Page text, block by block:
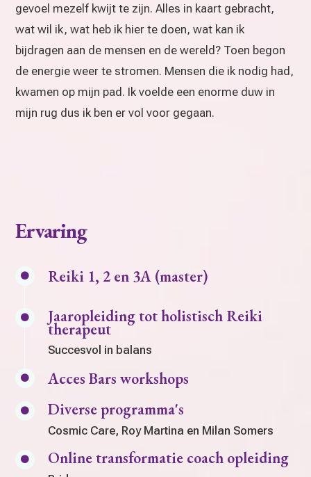
gevoel mezelf kwijt te zijn. Alles in kaart gebracht,
wat wil ik, wat heb ik hier te doen, wat kan ik
bijdragen aan de mensen en de wereld? Toen begon
de energie weer te stromen. Mensen die ik nodig had,
kwamen op mijn pad. Ik voelde een enorme duw in
mijn rug dus ik ben er vol voor gegaan.
Ervaring
 Reiki 1, 2 en 3A (master)
 Jaaropleiding tot holistisch Reiki
therapeut
Succesvol in balans
 Acces Bars workshops
 Diverse programma's
Cosmic Care, Roy Martina en Milan Somers
 Online transformatie coach opleiding